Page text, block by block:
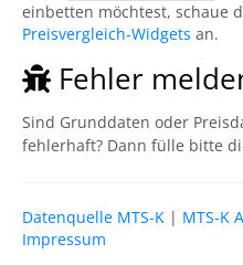
einbetten möchtest, schaue
Preisvergleich-Widgets an.
Fehler
Sind Grunddaten oder
fehlerhaft? Dann fülle bitte
Datenquelle MTS-K | MTS-K
Impressum